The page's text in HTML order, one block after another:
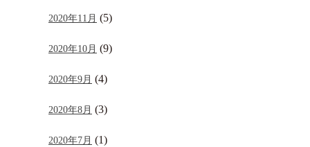
2020年11月 (5)
2020年10月 (9)
2020年9月 (4)
2020年8月 (3)
2020年7月 (1)